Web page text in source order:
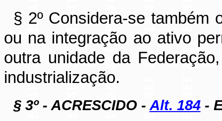
§ 2º Considera-se também
ou na integração ao ativo
outra unidade da
industrialização.
§ 3º - ACRESCIDO - Alt. 184-